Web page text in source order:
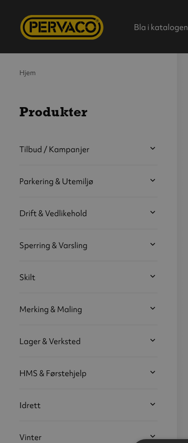
Bla i katalogen
Hjem
Produkter
Hjem
Tilbud / Kampanjer
Parkering & Utemiljø
Drift & Vedlikehold
Sperring & Varsling
Skilt
Merking & Maling
Lager & Verksted
HMS & Førstehjelp
Idrett
Vinter